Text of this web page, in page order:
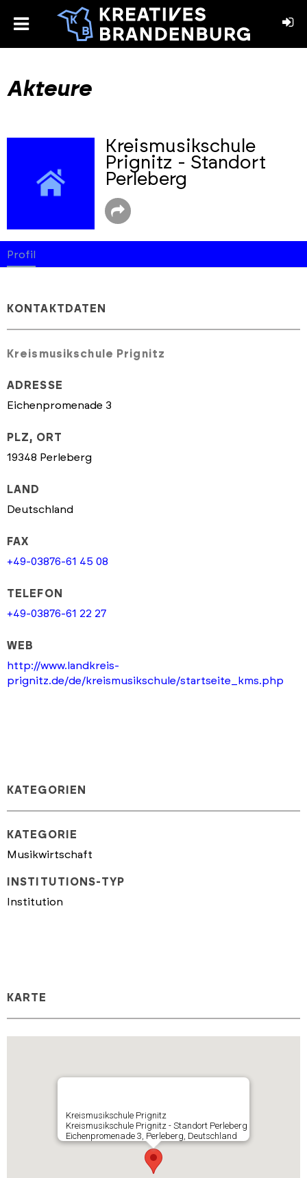
toggle
Akteure
Kreismusikschule
Prignitz - Standort
Perleberg
Profil
KONTAKTDATEN
Kreismusikschule Prignitz
ADRESSE
Eichenpromenade 3
PLZ, ORT
19348 Perleberg
LAND
Deutschland
FAX
+49-03876-61 45 08
TELEFON
+49-03876-61 22 27
WEB
http://www.landkreis-
prignitz.de/de/kreismusikschule/startseite_kms.php
KATEGORIEN
KATEGORIE
Musikwirtschaft
INSTITUTIONS-TYP
Institution
KARTE
Kreismusikschule Prignitz
Kreismusikschule Prignitz - Standort Perleberg
Eichenpromenade 3, Perleberg, Deutschland